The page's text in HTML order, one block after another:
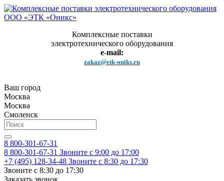
Комплексные поставки
электротехнического оборудования
e-mail:
zakaz@etk-oniks.ru
Ваш город
Москва
Москва
Смоленск
8 800-301-67-31
8 800-301-67-31 Звоните с 9:00 до 17:00
+7 (495) 128-34-48 Звоните с 8:30 до 17:30
Звоните с 8:30 до 17:30
Заказать звонок